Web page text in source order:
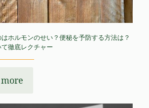
ホルモンのせい？便秘を予防する方法は？
徹底レクチャー